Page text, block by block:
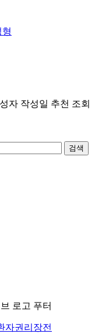
자 작성일 추천 조회
검색
자권리장전